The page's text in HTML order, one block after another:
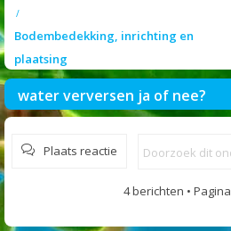
Bodembedekking, inrichting en
plaatsing
water verversen ja of nee?
Plaats reactie
4 berichten • Pagina